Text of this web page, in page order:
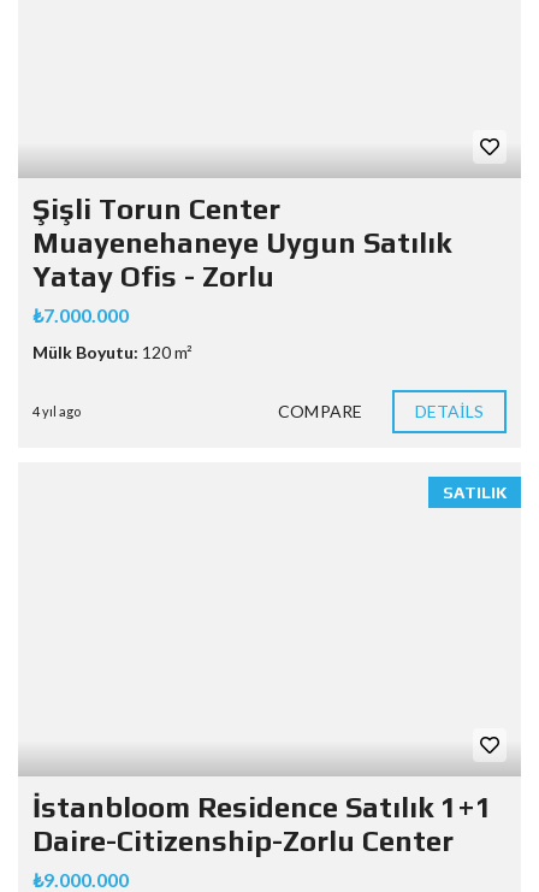
Şişli Torun Center
Muayenehaneye Uygun Satılık
Yatay Ofis - Zorlu
₺7.000.000
Mülk Boyutu: 120 m²
4 yıl ago COMPARE DETAILS
SATILIK
İstanbloom Residence Satılık 1+1
Daire-Citizenship-Zorlu Center
₺9.000.000